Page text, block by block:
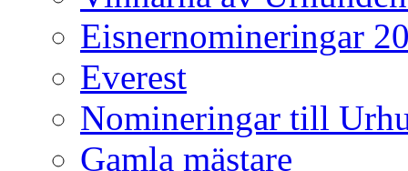
Eisnernomineringar
Everest
Nomineringar till
Gamla mästare